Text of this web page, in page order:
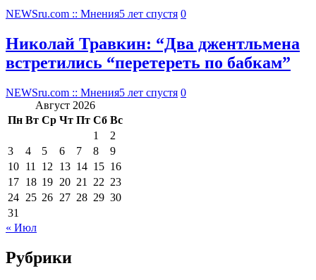
NEWSru.com :: Мнения5 лет спустя 0
Николай Травкин: “Два джентльмена
встретились “перетереть по бабкам”
NEWSru.com :: Мнения5 лет спустя 0
Август 2026
Пн Вт Ср Чт Пт Сб Вс
1
2
3
4 5 6 7 8
9
10 11 12 13 14 15 16
17 18 19 20 21 22 23
24 25 26 27 28 29 30
31
« Июл
Рубрики